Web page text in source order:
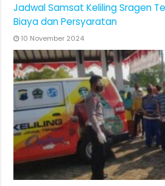
Jadwal Samsat Keliling Sragen
Biaya dan Persyaratan
10 November 2024